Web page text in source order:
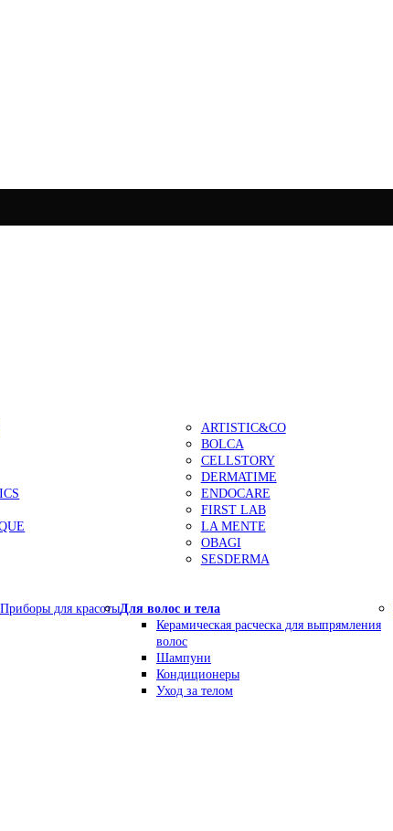
ARTISTIC&CO
BOLCA
CELLSTORY
DERMATIME
ENDOCARE
FIRST LAB
LA MENTE
OBAGI
SESDERMA
Приборы для красотыДля волос и тела
Керамическая расческа для выпрямления
волос
Шампуни
Кондиционеры
Уход за телом